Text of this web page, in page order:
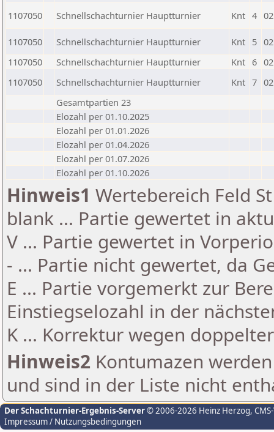
1107050 Schnellschachturnier Hauptturnier Knt 4
1107050 Schnellschachturnier Hauptturnier Knt 5
1107050
Schnellschachturnier Hauptturnier Knt 6
1107050
Schnellschachturnier Hauptturnier Knt 7
Gesamtpartien 23
Elozahl per 01.10.2025
Elozahl per 01.01.2026
Elozahl per 01.04.2026
Elozahl per 01.07.2026
Elozahl per 01.10.2026
Hinweis1 Wertebereich Feld
blank ... Partie gewertet in
V ... Partie gewertet in
- ... Partie nicht gewertet, da
E ... Partie vorgemerkt zur
Einstiegselozahl in der
K ... Korrektur wegen
Hinweis2 Kontumazen
und sind in der Liste nicht
Der Schachturnier-Ergebnis-Server© 2006-2026 Heinz Herzog,
Impressum / Nutzungsbedingungen